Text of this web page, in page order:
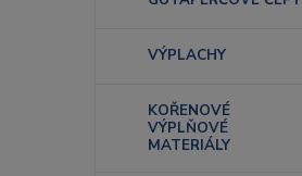
VÝPLACHY
KOŘENOVÉ
VÝPLŇOVÉ
MATERIÁLY